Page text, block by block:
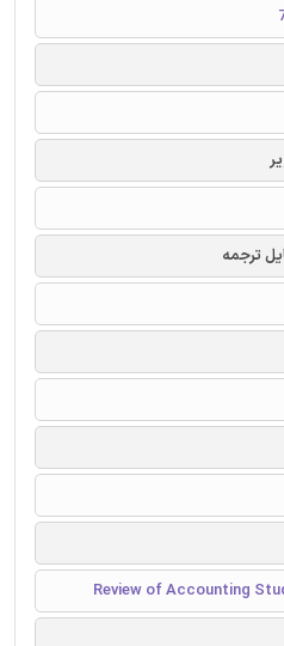
ترجمه